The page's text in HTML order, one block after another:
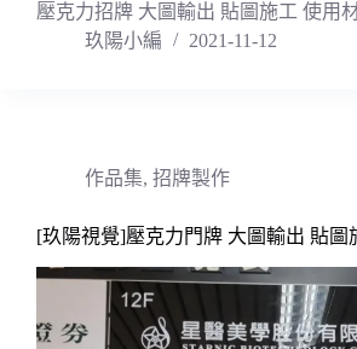
壓克力招牌 大圖輸出 貼圖施工 使用
玖陽小編
2021-11-12
作品集, 招牌製作
[玖陽視覺]壓克力門牌 大圖輸出 貼圖